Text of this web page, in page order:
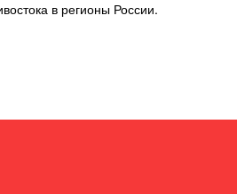
в регионы России.